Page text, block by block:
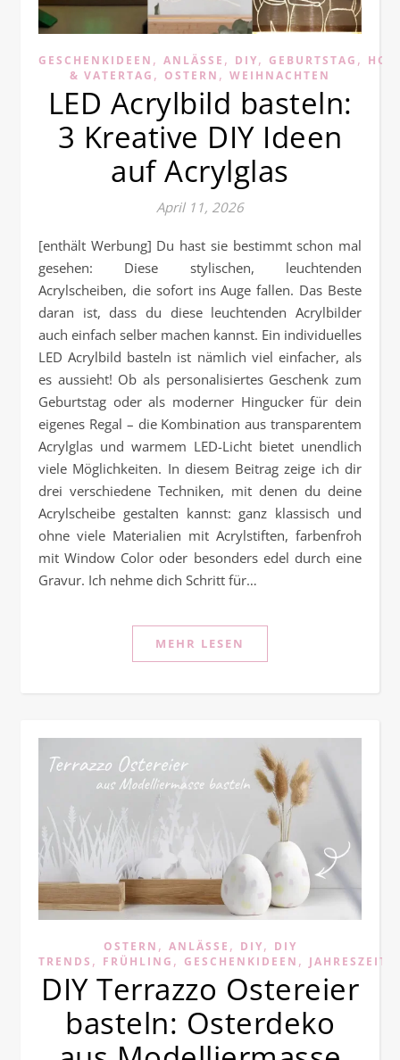
GESCHENKIDEEN , ANLÄSSE , DIY, GEBURTSTAG ,
& VATERTAG , OSTERN , WEIHNACHTEN
LED Acrylbild basteln:
3 Kreative DIY Ideen
auf Acrylglas
April 11, 2026
[enthält Werbung] Du hast sie bestimmt schon mal
gesehen: Diese stylischen, leuchtenden
Acrylscheiben, die sofort ins Auge fallen. Das Beste
daran ist, dass du diese leuchtenden Acrylbilder
auch einfach selber machen kannst. Ein individuelles
LED Acrylbild basteln ist nämlich viel einfacher, als
es aussieht! Ob als personalisiertes Geschenk zum
Geburtstag oder als moderner Hingucker für dein
eigenes Regal – die Kombination aus transparentem
Acrylglas und warmem LED-Licht bietet unendlich
viele Möglichkeiten. In diesem Beitrag zeige ich dir
drei verschiedene Techniken, mit denen du deine
Acrylscheibe gestalten kannst: ganz klassisch und
ohne viele Materialien mit Acrylstiften, farbenfroh
mit Window Color oder besonders edel durch eine
Gravur. Ich nehme dich Schritt für…
MEHR LESEN
OSTERN , ANLÄSSE , DIY, DIY
TRENDS , FRÜHLING , GESCHENKIDEEN ,
DIY Terrazzo Ostereier
basteln: Osterdeko